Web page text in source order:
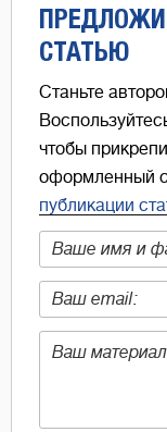
СТАТЬЮ
Станьте
чтобы
оформленный
публикации